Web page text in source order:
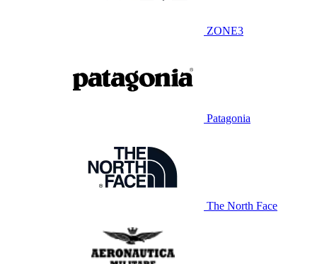
ZONE3
Patagonia
The North Face